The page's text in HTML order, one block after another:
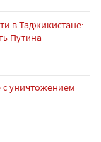
в Таджикистане:
Путина
с уничтожением